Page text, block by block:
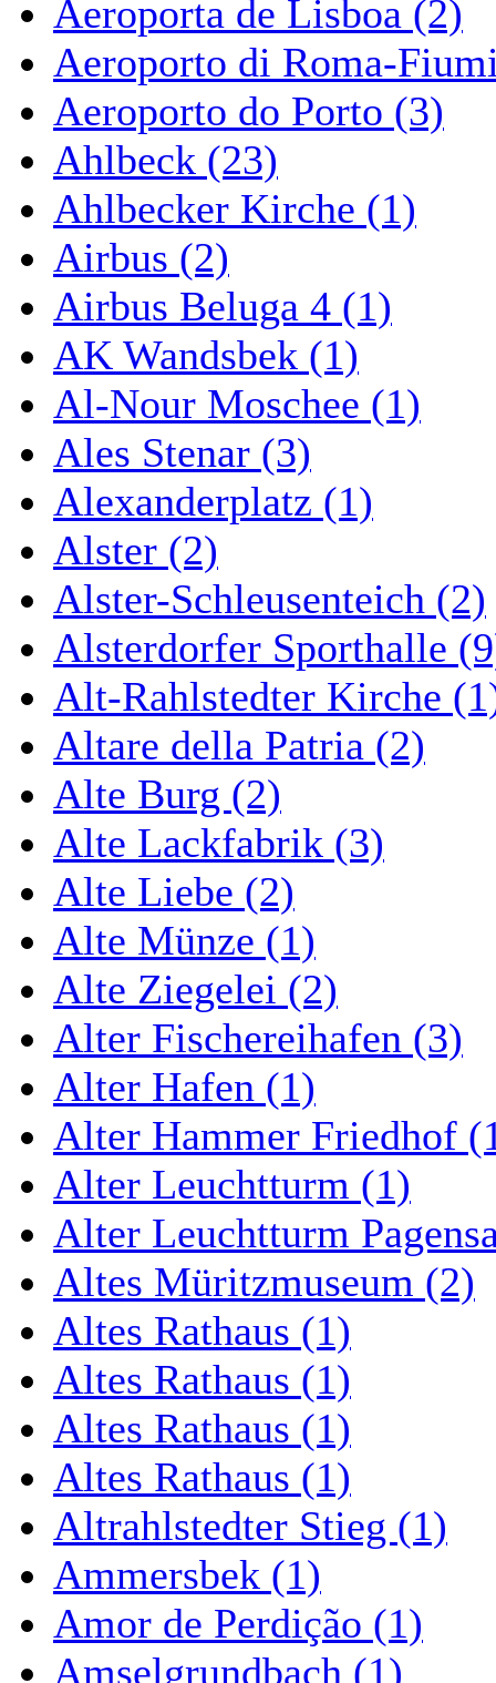
Aeroporta de Lisboa (2)
Aeroporto di Roma-
Aeroporto do Porto (3)
Ahlbeck (23)
Ahlbecker Kirche (1)
Airbus (2)
Airbus Beluga 4 (1)
AK Wandsbek (1)
Al-Nour Moschee (1)
Ales Stenar (3)
Alexanderplatz (1)
Alster (2)
Alster-Schleusenteich (2)
Alsterdorfer Sporthalle
Alt-Rahlstedter Kirche
Altare della Patria (2)
Alte Burg (2)
Alte Lackfabrik (3)
Alte Liebe (2)
Alte Münze (1)
Alte Ziegelei (2)
Alter Fischereihafen (3)
Alter Hafen (1)
Alter Hammer Friedhof
Alter Leuchtturm (1)
Alter Leuchtturm
Altes Müritzmuseum (2)
Altes Rathaus (1)
Altes Rathaus (1)
Altes Rathaus (1)
Altes Rathaus (1)
Altrahlstedter Stieg (1)
Ammersbek (1)
Amor de Perdição (1)
Amselgrundbach (1)